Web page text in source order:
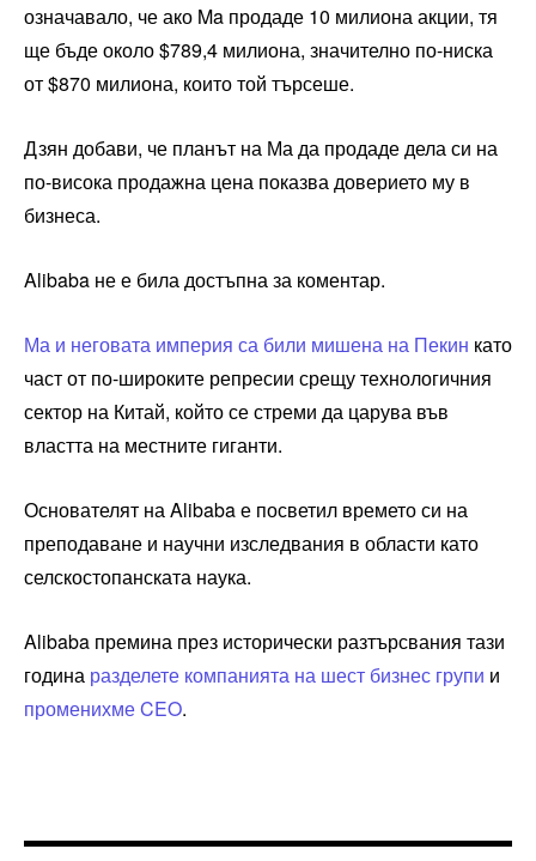
означавало, че ако Ma продаде 10 милиона акции, тя
ще бъде около $789,4 милиона, значително по-ниска
от $870 милиона, които той търсеше.
Дзян добави, че планът на Ма да продаде дела си на
по-висока продажна цена показва доверието му в
бизнеса.
Alibaba не е била достъпна за коментар.
Ма и неговата империя са били мишена на Пекин като
част от по-широките репресии срещу технологичния
сектор на Китай, който се стреми да царува във
властта на местните гиганти.
Основателят на Alibaba е посветил времето си на
преподаване и научни изследвания в области като
селскостопанската наука.
Alibaba премина през исторически разтърсвания тази
година разделете компанията на шест бизнес групи и
променихме CEO.